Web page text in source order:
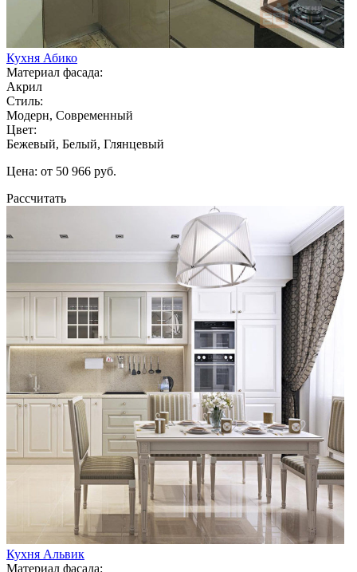
Кухня Абико
Материал фасада:
Акрил
Стиль:
Модерн, Современный
Цвет:
Бежевый, Белый, Глянцевый
Цена: от 50 966 руб.
Рассчитать
Кухня Альвик
Материал фасада: